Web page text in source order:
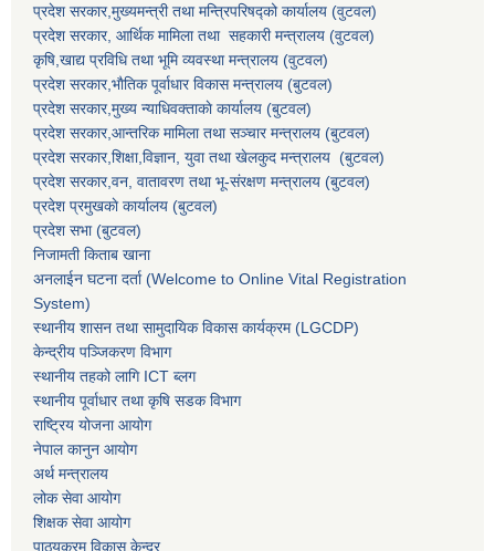
प्रदेश सरकार,मुख्यमन्त्री तथा मन्त्रिपरिषद्को कार्यालय (वुटवल)
प्रदेश सरकार, आर्थिक मामिला तथा सहकारी मन्त्रालय (वुटवल)
कृषि,खाद्य प्रविधि तथा भूमि व्यवस्था मन्त्रालय (वुटवल)
प्रदेश सरकार,भाैतिक पूर्वाधार विकास मन्त्रालय (बुटवल)
प्रदेश सरकार,मुख्य न्याधिवक्ताकाे कार्यालय (बुटवल)
प्रदेश सरकार,आन्तरिक मामिला तथा सञ्चार मन्त्रालय (बुटवल)
प्रदेश सरकार,शिक्षा,विज्ञान, युवा तथा खेलकुद मन्त्रालय (बुटवल)
प्रदेश सरकार,वन, वातावरण तथा भू-संरक्षण मन्त्रालय (बुटवल)
प्रदेश प्रमुखकाे कार्यालय (बुटवल)
प्रदेश सभा (बुटवल)
निजामती किताब खाना
अनलाईन घटना दर्ता (Welcome to Online Vital Registration
System)
स्थानीय शासन तथा सामुदायिक विकास कार्यक्रम (LGCDP)
केन्द्रीय पञ्जिकरण विभाग
स्थानीय तहको लागि ICT ब्लग
स्थानीय पूर्वाधार तथा कृषि सडक विभाग
राष्ट्रिय योजना आयोग
नेपाल कानुन आयोग
अर्थ मन्त्रालय
लोक सेवा आयोग
शिक्षक सेवा आयोग
पाठ्यक्रम विकास केन्द्र